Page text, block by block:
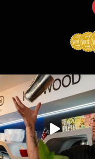
Jak může chutnat grilovačka s párováním koktejlů
0